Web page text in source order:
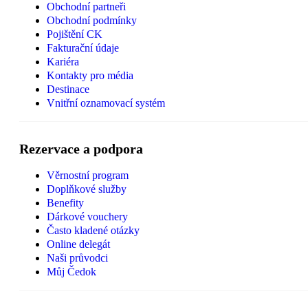
Obchodní partneři
Obchodní podmínky
Pojištění CK
Fakturační údaje
Kariéra
Kontakty pro média
Destinace
Vnitřní oznamovací systém
Rezervace a podpora
Věrnostní program
Doplňkové služby
Benefity
Dárkové vouchery
Často kladené otázky
Online delegát
Naši průvodci
Můj Čedok